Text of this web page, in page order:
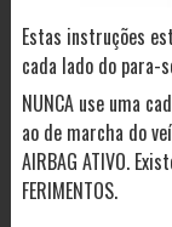
Estas instruções
cada lado do para-
NUNCA use uma
ao de marcha do
AIRBAG ATIVO.
FERIMENTOS.